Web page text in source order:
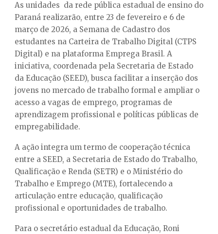
As unidades da rede pública estadual de ensino do
Paraná realizarão, entre 23 de fevereiro e 6 de
março de 2026, a Semana de Cadastro dos
estudantes na Carteira de Trabalho Digital (CTPS
Digital) e na plataforma Emprega Brasil. A
iniciativa, coordenada pela Secretaria de Estado
da Educação (SEED), busca facilitar a inserção dos
jovens no mercado de trabalho formal e ampliar o
acesso a vagas de emprego, programas de
aprendizagem profissional e políticas públicas de
empregabilidade.
A ação integra um termo de cooperação técnica
entre a SEED, a Secretaria de Estado do Trabalho,
Qualificação e Renda (SETR) e o Ministério do
Trabalho e Emprego (MTE), fortalecendo a
articulação entre educação, qualificação
profissional e oportunidades de trabalho.
Para o secretário estadual da Educação, Roni